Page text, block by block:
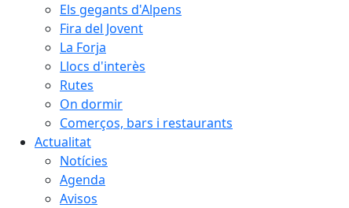
Els gegants d'Alpens
Fira del Jovent
La Forja
Llocs d'interès
Rutes
On dormir
Comerços, bars i restaurants
Actualitat
Notícies
Agenda
Avisos